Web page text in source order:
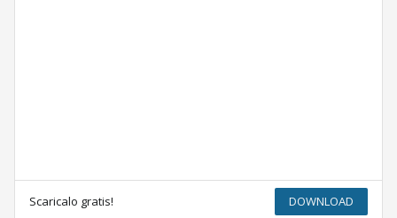
Scaricalo gratis! DOWNLOAD